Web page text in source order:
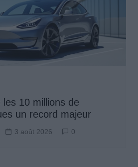
les 10 millions de
un record majeur
3 août 2026 0